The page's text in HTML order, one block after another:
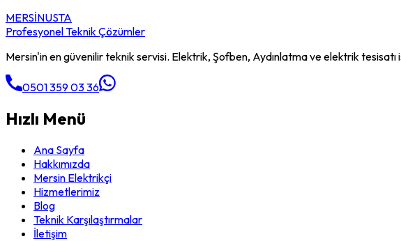
MERSİNUSTA
Profesyonel Teknik Çözümler
Mersin'in en güvenilir teknik servisi. Elektrik, Şofben, Aydınlatma ve elektrik tesisatı
0501 359 03 36
Hızlı Menü
Ana Sayfa
Hakkımızda
Mersin Elektrikçi
Hizmetlerimiz
Blog
Teknik Karşılaştırmalar
İletişim